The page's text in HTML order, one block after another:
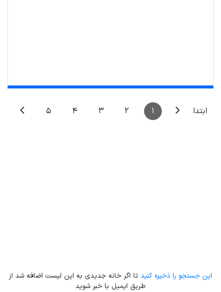
Leaflet| Map data ©
ابتدا 1
2
3
4
5
این جستجو را ذخیره کنید تا اگر خانه جدیدی به این لیست اضافه شد از
طریق ایمیل با خبر شوید